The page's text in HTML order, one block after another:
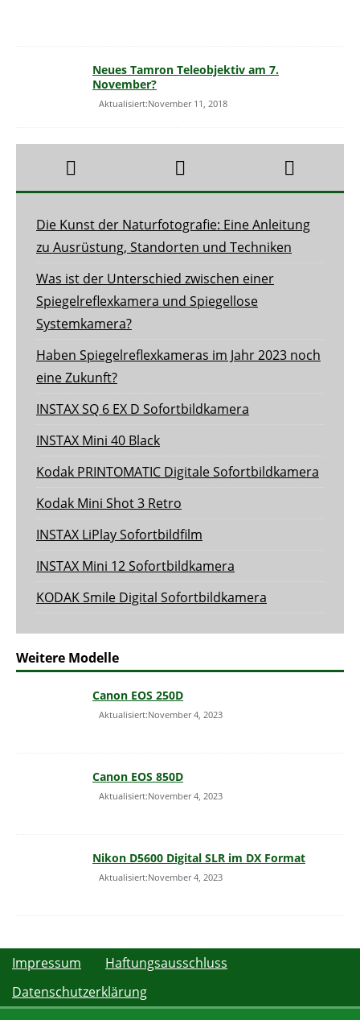
Neues Tamron Teleobjektiv am 7.
November?
Aktualisiert:November 11, 2018
Die Kunst der Naturfotografie: Eine Anleitung
zu Ausrüstung, Standorten und Techniken
Was ist der Unterschied zwischen einer
Spiegelreflexkamera und Spiegellose
Systemkamera?
Haben Spiegelreflexkameras im Jahr 2023 noch
eine Zukunft?
INSTAX SQ 6 EX D Sofortbildkamera
INSTAX Mini 40 Black
Kodak PRINTOMATIC Digitale Sofortbildkamera
Kodak Mini Shot 3 Retro
INSTAX LiPlay Sofortbildfilm
INSTAX Mini 12 Sofortbildkamera
KODAK Smile Digital Sofortbildkamera
Weitere Modelle
Canon EOS 250D
Aktualisiert:November 4, 2023
Canon EOS 850D
Aktualisiert:November 4, 2023
Nikon D5600 Digital SLR im DX Format
Aktualisiert:November 4, 2023
Impressum
Haftungsausschluss
Datenschutzerklärung